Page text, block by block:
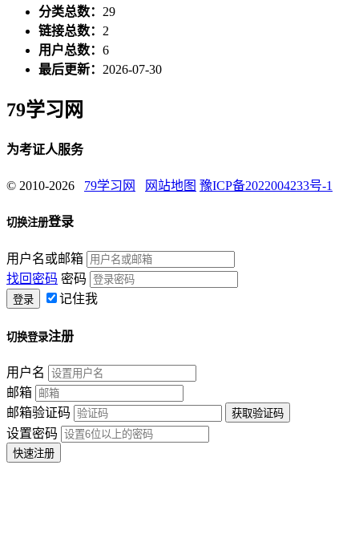
分类总数： 29
链接总数： 2
用户总数： 6
最后更新： 2026-07-30
79学习网
为考证人服务
© 2010-2026 79学习网 网站地图 豫ICP备2022004233号-1
切换注册登录
用户名或邮箱
找回密码 密码
记住我
切换登录注册
用户名
邮箱
邮箱验证码
设置密码